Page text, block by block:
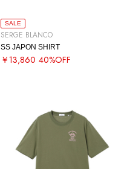
SALE
SERGE BLANCO
SS JAPON SHIRT
￥13,860 40%OFF